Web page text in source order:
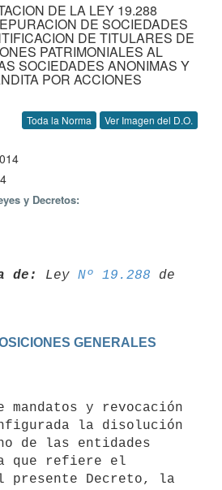
DE LA LEY 19.288
DE SOCIEDADES
DE TITULARES DE
PATRIMONIALES AL
SOCIEDADES ANONIMAS Y
POR ACCIONES
Toda la Norma Ver Imagen del D.O.
y Decretos:
de: Ley Nº 19.288 de
GENERALES
la disolución
de las entidades
que refiere el
presente Decreto, la